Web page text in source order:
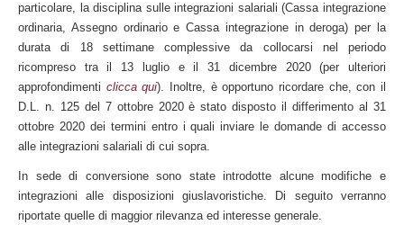
particolare, la disciplina sulle integrazioni salariali (Cassa integrazione
ordinaria, Assegno ordinario e Cassa integrazione in deroga) per la
durata di 18 settimane complessive da collocarsi nel periodo
ricompreso tra il 13 luglio e il 31 dicembre 2020 (per ulteriori
approfondimenti clicca qui). Inoltre, è opportuno ricordare che, con il
D.L. n. 125 del 7 ottobre 2020 è stato disposto il differimento al 31
ottobre 2020 dei termini entro i quali inviare le domande di accesso
alle integrazioni salariali di cui sopra.
In sede di conversione sono state introdotte alcune modifiche e
integrazioni alle disposizioni giuslavoristiche. Di seguito verranno
riportate quelle di maggior rilevanza ed interesse generale.